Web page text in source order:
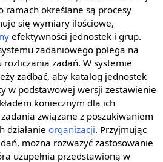
ramach określane są procesy
się wymiary ilościowe,
efektywności jednostek i grup.
zadaniowego polega na
zadań. W systemie
zadbać, aby katalog jednostek
w podstawowej wersji zestawienie
koniecznym dla ich
związane z poszukiwaniem
działanie organizacji. Przyjmując
można rozważyć zastosowanie
uzupełnia przedstawioną w